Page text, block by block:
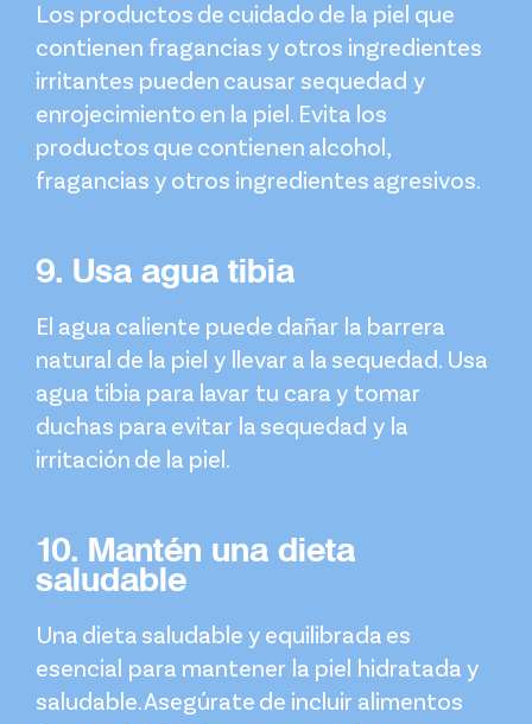
Los productos de cuidado de la piel que
contienen fragancias y otros ingredientes
irritantes pueden causar sequedad y
enrojecimiento en la piel. Evita los
productos que contienen alcohol,
fragancias y otros ingredientes agresivos.
9. Usa agua tibia
El agua caliente puede dañar la barrera
natural de la piel y llevar a la sequedad. Usa
agua tibia para lavar tu cara y tomar
duchas para evitar la sequedad y la
irritación de la piel.
10. Mantén una dieta
saludable
Una dieta saludable y equilibrada es
esencial para mantener la piel hidratada y
saludable. Asegúrate de incluir alimentos